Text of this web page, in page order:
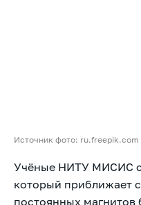
Источник фото: ru.freepik.com
Учёные НИТУ МИСИС
который приближает
постоянных магнитов